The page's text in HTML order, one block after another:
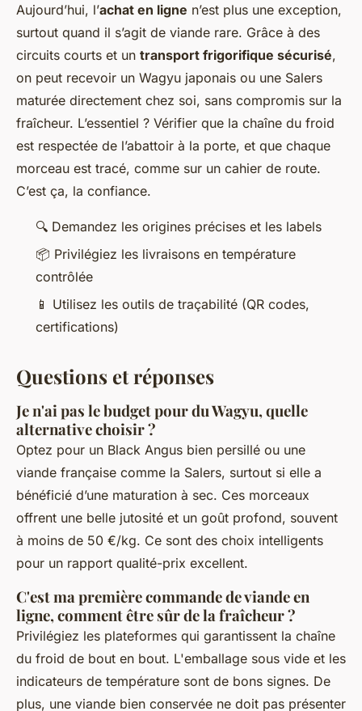
Aujourd’hui, l’achat en ligne n’est plus une exception,
surtout quand il s’agit de viande rare. Grâce à des
circuits courts et un transport frigorifique sécurisé,
on peut recevoir un Wagyu japonais ou une Salers
maturée directement chez soi, sans compromis sur la
fraîcheur. L’essentiel ? Vérifier que la chaîne du froid
est respectée de l’abattoir à la porte, et que chaque
morceau est tracé, comme sur un cahier de route.
C’est ça, la confiance.
🔍 Demandez les origines précises et les labels
📦 Privilégiez les livraisons en température
contrôlée
📱 Utilisez les outils de traçabilité (QR codes,
certifications)
Questions et réponses
Je n'ai pas le budget pour du Wagyu, quelle
alternative choisir ?
Optez pour un Black Angus bien persillé ou une
viande française comme la Salers, surtout si elle a
bénéficié d’une maturation à sec. Ces morceaux
offrent une belle jutosité et un goût profond, souvent
à moins de 50 €/kg. Ce sont des choix intelligents
pour un rapport qualité-prix excellent.
C'est ma première commande de viande en
ligne, comment être sûr de la fraîcheur ?
Privilégiez les plateformes qui garantissent la chaîne
du froid de bout en bout. L'emballage sous vide et les
indicateurs de température sont de bons signes. De
plus, une viande bien conservée ne doit pas présenter